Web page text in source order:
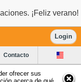
¡Feliz verano!
Login
Contacto
ofrecer sus